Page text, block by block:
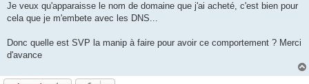
Je veux qu'apparaisse le nom de domaine que j'ai acheté, c'est bien pour
cela que je m'embete avec les DNS...
Donc quelle est SVP la manip à faire pour avoir ce comportement ? Merci
d'avance